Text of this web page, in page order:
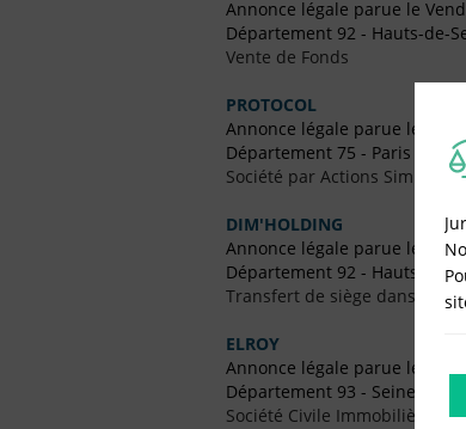
Annonce légale parue le
Département 92 - Hauts-de-
Vente de Fonds
PROTOCOL
Annonce légale parue le
Département 75 - Paris
Société par Actions
DIM'HOLDING
Annonce légale parue le
Département 92 - Hauts-de-
Transfert de siège dans un
ELROY
Annonce légale parue le
Département 93 - Seine-
Société Civile Immobilière